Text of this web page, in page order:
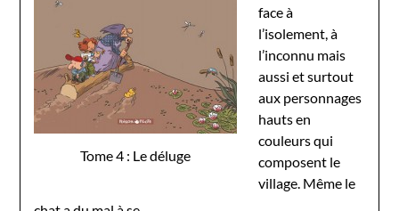
Tome 4 : Le déluge
face à
l’isolement, à
l’inconnu mais
aussi et surtout
aux personnages
hauts en
couleurs qui
composent le
village. Même le